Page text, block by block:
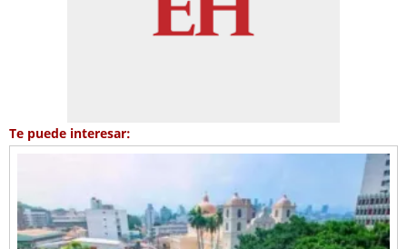
Te puede interesar: